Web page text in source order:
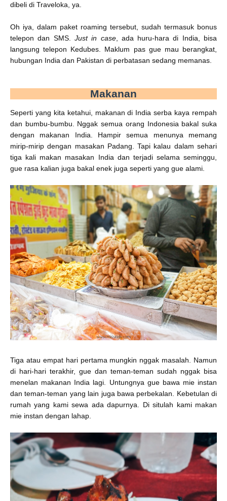
dibeli di Traveloka, ya.
Oh iya, dalam paket roaming tersebut, sudah termasuk bonus
telepon dan SMS. Just in case, ada huru-hara di India, bisa
langsung telepon Kedubes. Maklum pas gue mau berangkat,
hubungan India dan Pakistan di perbatasan sedang memanas.
Makanan
Seperti yang kita ketahui, makanan di India serba kaya rempah
dan bumbu-bumbu. Nggak semua orang Indonesia bakal suka
dengan makanan India. Hampir semua menunya memang
mirip-mirip dengan masakan Padang. Tapi kalau dalam sehari
tiga kali makan masakan India dan terjadi selama seminggu,
gue rasa kalian juga bakal enek juga seperti yang gue alami.
Tiga atau empat hari pertama mungkin nggak masalah. Namun
di hari-hari terakhir, gue dan teman-teman sudah nggak bisa
menelan makanan India lagi. Untungnya gue bawa mie instan
dan teman-teman yang lain juga bawa perbekalan. Kebetulan di
rumah yang kami sewa ada dapurnya. Di situlah kami makan
mie instan dengan lahap.